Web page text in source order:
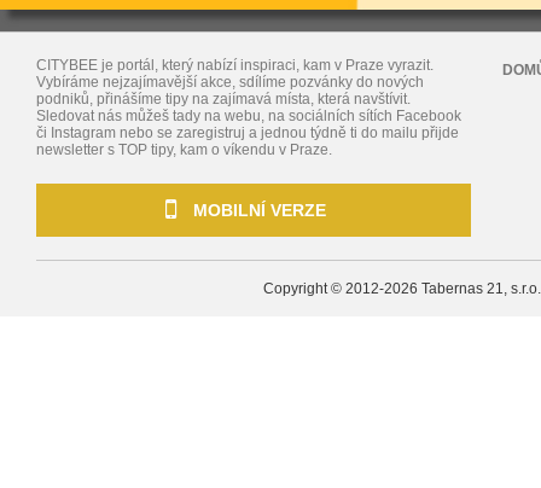
CITYBEE je portál, který nabízí inspiraci, kam v Praze vyrazit.
Vybíráme nejzajímavější akce, sdílíme pozvánky do nových
podniků, přinášíme tipy na zajímavá místa, která navštívit.
Sledovat nás můžeš tady na webu, na sociálních sítích Facebook
či Instagram nebo se zaregistruj a jednou týdně ti do mailu přijde
newsletter s TOP tipy, kam o víkendu v Praze.
MOBILNÍ VERZE
Copyright © 2012-2026 Tabernas 21, s.r.o.